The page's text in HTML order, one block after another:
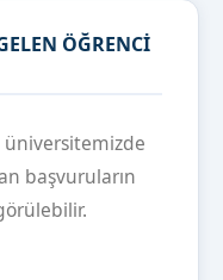
ÖĞRENCİ
üniversitemizde
başvuruların